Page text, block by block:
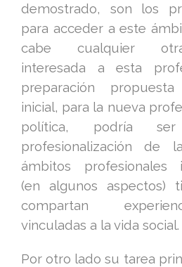
demostrado, son los
para acceder a este
cabe cualquier
interesada a esta
preparación
inicial, para la nueva
política, podría
profesionalización de
ámbitos profesionales
(en algunos aspectos)
compartan
vinculadas a la vida social.
Por otro lado su tarea